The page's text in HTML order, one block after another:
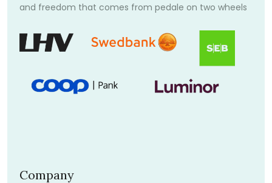
and freedom that comes from pedale on two wheels
Company